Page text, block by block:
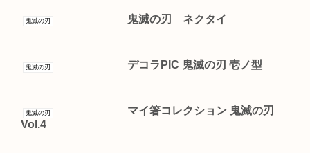
鬼滅の刃 鬼滅の刃 ネクタイ
鬼滅の刃 デコラPIC 鬼滅の刃 壱ノ型
鬼滅の刃
マイ箸コレクション 鬼滅の刃
Vol.4